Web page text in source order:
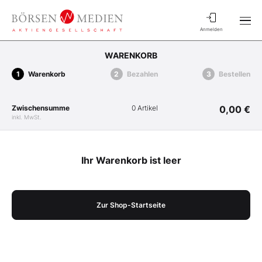
Anmelden
WARENKORB
Warenkorb Bezahlen Bestellen
Zwischensumme
inkl. MwSt.
0 Artikel 0,00 €
Ihr Warenkorb ist leer
Zur Shop-Startseite